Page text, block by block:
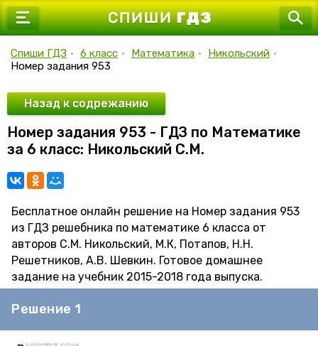
7 класс
9 класс
10 класс
11 класс
Спиши ГДЗ • 6 класс • Математика • Никольский •
Номер задания 953
Назад к содрежанию
Номер задания 953 - ГДЗ по Математике
за 6 класс: Никольский С.М.
Бесплатное онлайн решение на Номер задания 953
из ГДЗ решебника по математике 6 класса от
авторов С.М. Никольский, М.К, Потапов, Н.Н.
Решетников, А.В. Шевкин. Готовое домашнее
задание на учебник 2015-2018 года выпуска.
Решение 1